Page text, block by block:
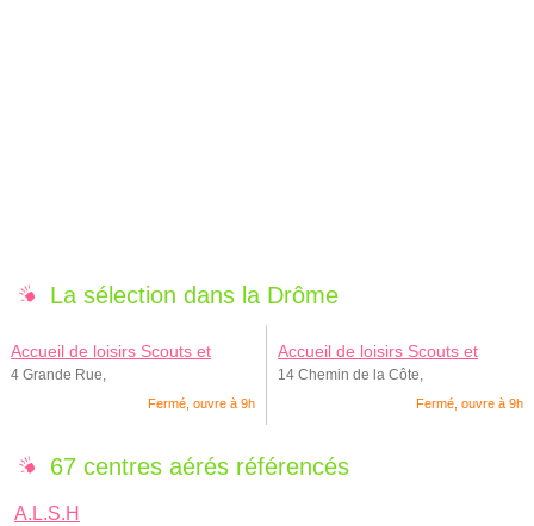
La sélection dans la Drôme
Accueil de loisirs Scouts et
Guides de France - Groupe de
4 Grande Rue,
Fermé, ouvre à 9h
Accueil de loisirs Scouts et
Guides de France - Groupe
14 Chemin de la Côte,
Fermé, ouvre à 9h
67 centres aérés référencés
A.L.S.H